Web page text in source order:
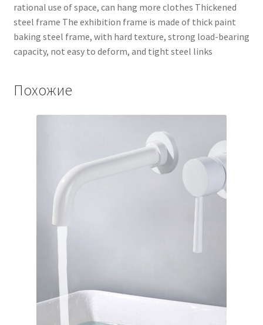
rational use of space, can hang more clothes Thickened
steel frame The exhibition frame is made of thick paint
baking steel frame, with hard texture, strong load-bearing
capacity, not easy to deform, and tight steel links
Похожие